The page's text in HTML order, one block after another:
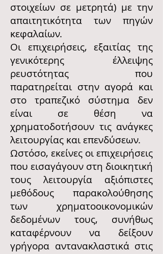
στοιχείων σε μετρητά) με την
απαιτητικότητα των πηγών
κεφαλαίων.
Οι επιχειρήσεις, εξαιτίας της
γενικότερης έλλειψης
ρευστότητας που
παρατηρείται στην αγορά και
στο τραπεζικό σύστημα δεν
είναι σε θέση να
χρηματοδοτήσουν τις ανάγκες
λειτουργίας και επενδύσεων.
Ωστόσο, εκείνες οι επιχειρήσεις
που εισαγάγουν στη διοικητική
τους λειτουργία αξιόπιστες
μεθόδους παρακολούθησης
των χρηματοοικονομικών
δεδομένων τους, συνήθως
καταφέρνουν να δείξουν
γρήγορα αντανακλαστικά στις